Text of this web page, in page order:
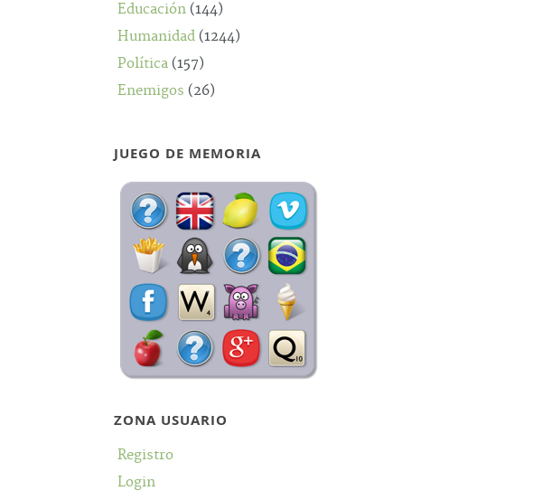
Educación (144)
Humanidad (1244)
Política (157)
Enemigos (26)
JUEGO DE MEMORIA
ZONA USUARIO
Registro
Login